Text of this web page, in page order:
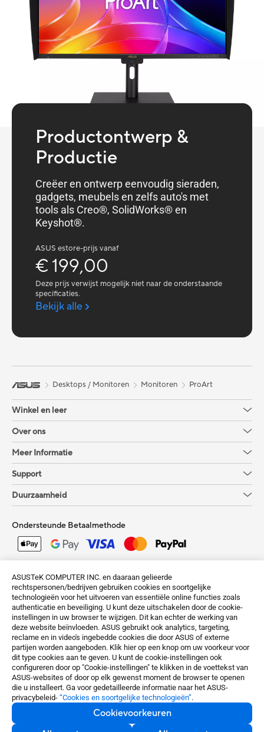
ASUSTeK COMPUTER INC. en daaraan gelieerde
rechtspersonen/bedrijven gebruiken cookies en soortgelijke
technologieën voor het uitvoeren van essentiële online functies zoals
authenticatie en beveiliging. U kunt deze uitschakelen door de cookie-
instellingen in uw browser te wijzigen. Dit kan echter de werking van
deze website beïnvloeden. ASUS gebruikt ook analytics, targeting,
reclame en in video's ingebedde cookies die door ASUS of externe
partijen worden aangeboden. Klik hier op een knop om uw voorkeur voor
dit type cookies aan te geven. U kunt de cookie-instellingen ook
configureren door op "Cookie-instellingen" te klikken in de voettekst van
ASUS-websites of door op elk gewenst moment de browser te openen
die u installeert. Ga voor gedetailleerde informatie naar het ASUS-
privacybeleid- “Cookies en soortgelijke technologieën”.
Cookievoorkeuren
Productontwerp &
Productie
Creëer en ontwerp eenvoudig sieraden,
gadgets, meubels en zelfs auto's met
tools als Creo®, SolidWorks® en
Keyshot®.
ASUS estore-prijs vanaf
€ 199,00
Deze prijs verwijst mogelijk niet naar de onderstaande
specificaties.
Bekijk alle
Desktops / Monitoren Monitoren ProArt
Winkel en leer
Over ons
Meer Informatie
Support
Duurzaamheid
Ondersteunde Betaalmethode
Aanmelden
Netherlands / Nederlands
©ASUSTeK Computer Inc. All rights reserved.
Privacy Policy Cookievoorkeuren